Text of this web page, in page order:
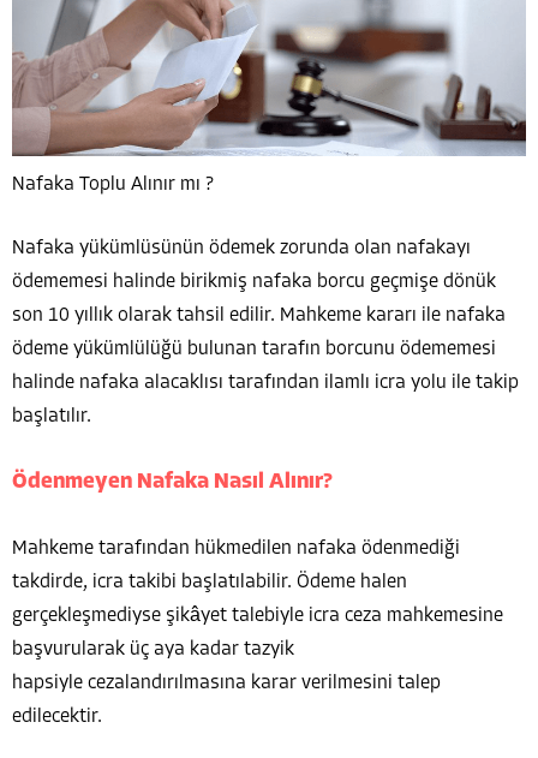
Nafaka Toplu Alınır mı ?
Nafaka yükümlüsünün ödemek zorunda olan nafakayı
ödememesi halinde birikmiş nafaka borcu geçmişe dönük
son 10 yıllık olarak tahsil edilir. Mahkeme kararı ile nafaka
ödeme yükümlülüğü bulunan tarafın borcunu ödememesi
halinde nafaka alacaklısı tarafından ilamlı icra yolu ile takip
başlatılır.
Ödenmeyen Nafaka Nasıl Alınır?
Mahkeme tarafından hükmedilen nafaka ödenmediği
takdirde, icra takibi başlatılabilir. Ödeme halen
gerçekleşmediyse şikâyet talebiyle icra ceza mahkemesine
başvurularak üç aya kadar tazyik
hapsiyle cezalandırılmasına karar verilmesini talep
edilecektir.